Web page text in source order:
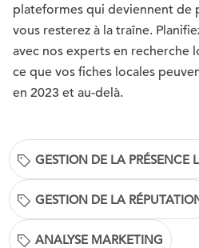
plateformes qui deviennent de
vous resterez à la traîne.
avec nos experts en recherche
ce que vos fiches locales
en 2023 et au-delà.
GESTION DE LA PRÉSENCE
GESTION DE LA
ANALYSE MARKETING